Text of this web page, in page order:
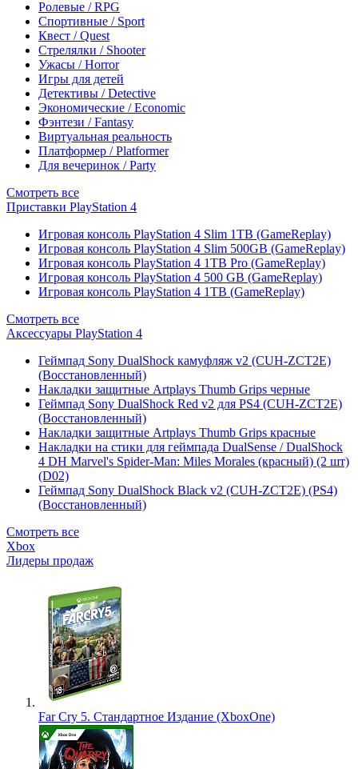
Ролевые / RPG
Спортивные / Sport
Квест / Quest
Стрелялки / Shooter
Ужасы / Horror
Игры для детей
Детективы / Detective
Экономические / Economic
Фэнтези / Fantasy
Виртуальная реальность
Платформер / Platformer
Для вечеринок / Party
Смотреть все
Приставки PlayStation 4
Игровая консоль PlayStation 4 Slim 1TB (GameReplay)
Игровая консоль PlayStation 4 Slim 500GB (GameReplay)
Игровая консоль PlayStation 4 1TB Pro (GameReplay)
Игровая консоль PlayStation 4 500 GB (GameReplay)
Игровая консоль PlayStation 4 1TB (GameReplay)
Смотреть все
Аксессуары PlayStation 4
Геймпад Sony DualShock камуфляж v2 (CUH-ZCT2E)
(Восстановленный)
Накладки защитные Artplays Thumb Grips черные
Геймпад Sony DualShock Red v2 для PS4 (CUH-ZCT2E)
(Восстановленный)
Накладки защитные Artplays Thumb Grips красные
Накладки на стики для геймпада DualSense / DualShock
4 DH Marvel's Spider-Man: Miles Morales (красный) (2 шт)
(D02)
Геймпад Sony DualShock Black v2 (CUH-ZCT2E) (PS4)
(Восстановленный)
Смотреть все
Xbox
Лидеры продаж
Far Cry 5. Стандартное Издание (XboxOne)